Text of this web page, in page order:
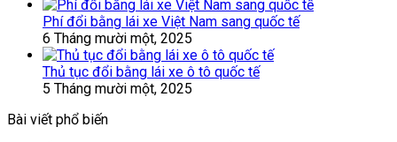
Phí đổi bằng lái xe Việt Nam sang quốc tế
6 Tháng mười một, 2025
Thủ tục đổi bằng lái xe ô tô quốc tế
5 Tháng mười một, 2025
Bài viết phổ biến